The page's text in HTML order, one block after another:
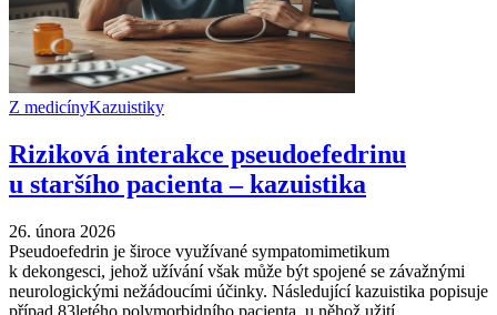
Z medicínyKazuistiky
Riziková interakce pseudoefedrinu
u staršího pacienta –⁠ kazuistika
26. února 2026
Pseudoefedrin je široce využívané sympatomimetikum
k dekongesci, jehož užívání však může být spojené se závažnými
neurologickými nežádoucími účinky. Následující kazuistika popisuje
případ 83letého polymorbidního pacienta, u něhož užití